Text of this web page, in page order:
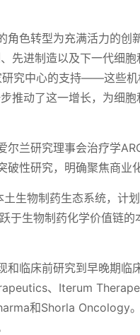
角色转型为充满活力的创
先进制造以及下一代细胞
研究中心的支持——这些
推动了这一增长，为细胞
尔兰研究理事会治疗学
性研究，明确聚焦商业化
生物制药生态系统，计
于生物制药化学价值链的
和临床前研究到早晚期临
、Iterum
和Shorla Oncology